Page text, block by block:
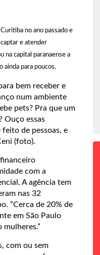
no ano passado e
captar e atender
na capital paranaense a
ainda para poucos.
bem receber e
num ambiente
pets? Pra que um
Ouço essas
de pessoas, e
(foto).
com a
A agência tem
nas 32
“Cerca de 20% de
em São Paulo
mulheres.”
com ou sem